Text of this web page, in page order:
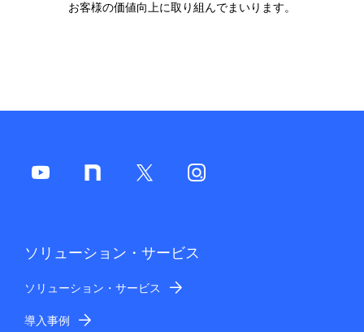
お客様の価値向上に取り組んでまいります。
ソリューション・サービス
ソリューション・サービス
導入事例